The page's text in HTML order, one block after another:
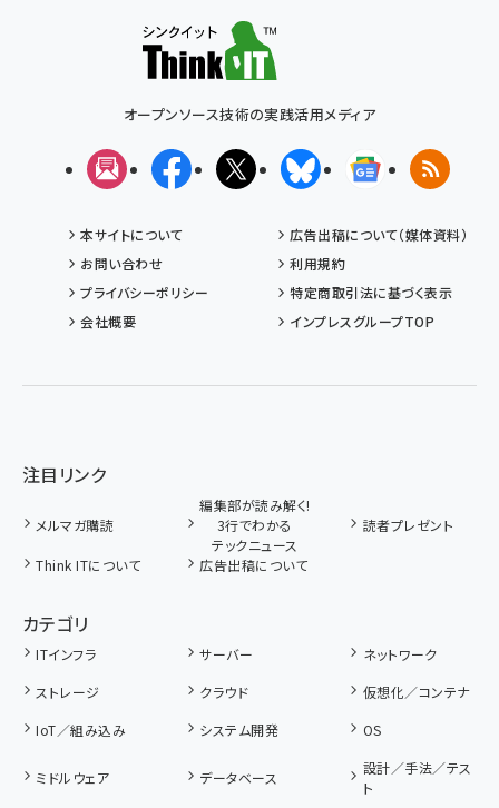
オープンソース技術の実践活用メディア
メルマガFacebookX(エックス)BlueskyGoogleニュ
RSS
本サイトについて
広告出稿について（媒体資料）
お問い合わせ
利用規約
プライバシーポリシー
特定商取引法に基づく表示
会社概要
インプレスグループTOP
注目リンク
メルマガ購読
編集部が読み解く!
3行でわかる
テックニュース
読者プレゼント
Think ITについて 広告出稿について
カテゴリ
ITインフラ サーバー
ネットワーク
ストレージ
クラウド
仮想化／コンテナ
IoT／組み込み
システム開発 OS
ミドルウェア データベース
設計／手法／テス
ト